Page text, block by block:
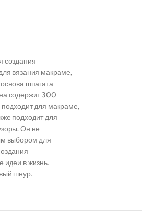
создания
вязания макраме,
шпагата
содержит 300
для макраме,
подходит для
Он не
выбором для
идеи в жизнь.
шнур.